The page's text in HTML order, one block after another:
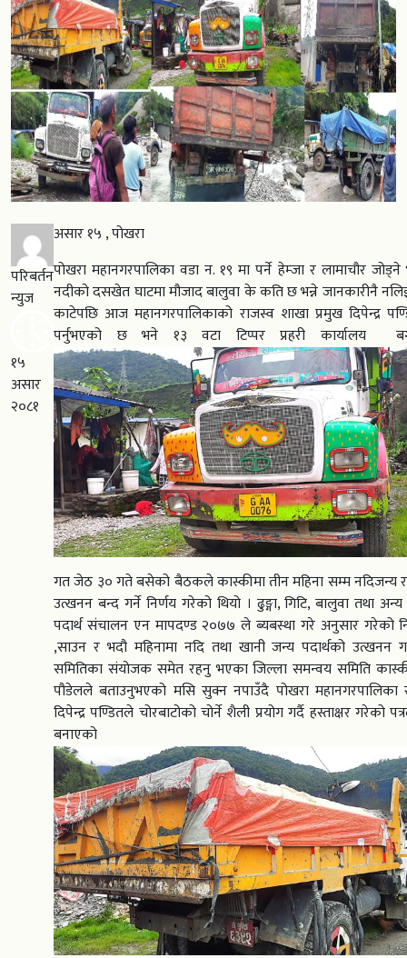
परिबर्तन
न्युज
१५
असार
२०८१
असार १५ , पोखरा
पोखरा महानगरपालिका वडा न. १९ मा पर्ने हेम्जा र लामाचौर
नदीको दसखेत घाटमा मौजाद बालुवा के कति छ भन्ने जानकारीनै
काटेपछि आज महानगरपालिकाको राजस्व शाखा प्रमुख दिपेन्द्र
पर्नुभएको छ भने १३ वटा टिप्पर प्रहरी कार्यालय
गत जेठ ३० गते बसेको बैठकले कास्कीमा तीन महिना सम्म नदिजन्य र
उत्खनन बन्द गर्ने निर्णय गरेको थियो । ढुङ्गा, गिटि, बालुवा तथा
पदार्थ संचालन एन मापदण्ड २०७७ ले ब्यबस्था गरे अनुसार गरेको
,साउन र भदौ महिनामा नदि तथा खानी जन्य पदार्थको उत्खनन
समितिका संयोजक समेत रहनु भएका जिल्ला समन्वय समिति
पौडेलले बताउनुभएको मसि सुक्न नपाउँदै पोखरा महानगरपालिका
दिपेन्द्र पण्डितले चोरबाटोको चोर्ने शैली प्रयोग गर्दै हस्ताक्षर
बनाएको